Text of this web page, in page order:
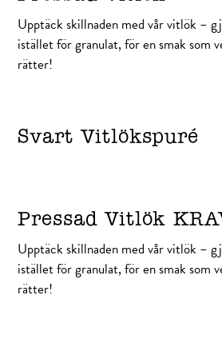
Upptäck skillnaden med vår vitlök –
istället för granulat, för en smak som
rätter!
Svart Vitlökspuré
Pressad Vitlök
Upptäck skillnaden med vår vitlök –
istället för granulat, för en smak som
rätter!